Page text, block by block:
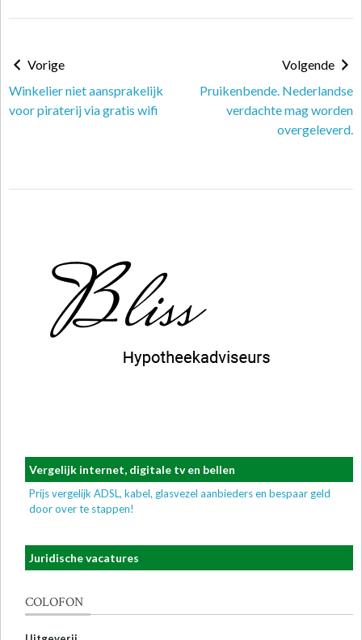
Vorige
Winkelier niet aansprakelijk
voor piraterij via gratis wifi
Volgende
Pruikenbende. Nederlandse
verdachte mag worden
overgeleverd.
Vergelijk internet, digitale tv en bellen
Prijs vergelijk ADSL, kabel, glasvezel aanbieders en bespaar geld
door over te stappen!
Juridische vacatures
COLOFON